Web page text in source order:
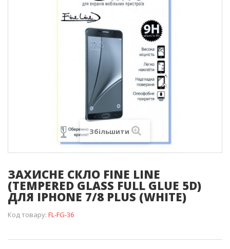
Збільшити
ЗАХИСНЕ СКЛО FINE LINE
(TEMPERED GLASS FULL GLUE 5D)
ДЛЯ IPHONE 7/8 PLUS (WHITE)
Код товару: FL-FG-36